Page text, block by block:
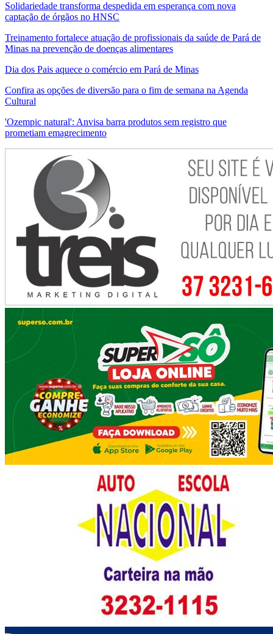
Solidariedade transforma despedida em esperança com nova
captação de órgãos no HNSC
Treinamento fortalece atuação de profissionais da saúde de Pará de
Minas na prevenção de doenças alimentares
Dia dos Pais aquece o comércio em Pará de Minas
Confira as opções de diversão para o fim de semana na Agenda
Cultural
'Ozempic natural': Anvisa barra produtos sem registro que
prometiam emagrecimento